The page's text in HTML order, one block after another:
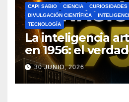
CAPI SABIO CIENCIA
CURIOSIDADES
DIVULGACIÓN CIENTÍFICA
TECNOLOGÍA
La inteligencia
en 1956: el
de la IA que
mundo
30 JUNIO, 2026